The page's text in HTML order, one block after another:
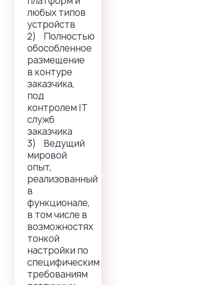
любых типов
устройств
2) Полностью
обособленное
размещение
в контуре
заказчика,
под
контролем IT
служб
заказчика
3) Ведущий
мировой
опыт,
реализованный
в
функционале,
в том числе в
возможностях
тонкой
настройки по
специфическим
требованиям